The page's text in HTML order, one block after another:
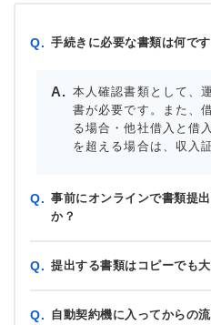
Q. 手続きに必要な書類は何で
本人確認書類として、
書が必要です。また、
る場合・他社借入と借
を超える場合は、収入
Q. 事前にオンラインで書類提
か？
Q. 提出する書類はコピーでも
Q. 自動契約機に入ってからの